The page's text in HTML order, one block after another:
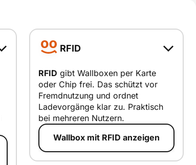
RFID
RFID
smart erklärt
RFID gibt Wallboxen per Karte
oder Chip frei. Das schützt vor
Fremdnutzung und ordnet
Ladevorgänge klar zu. Praktisch
bei mehreren Nutzern.
Wallbox mit RFID anzeigen